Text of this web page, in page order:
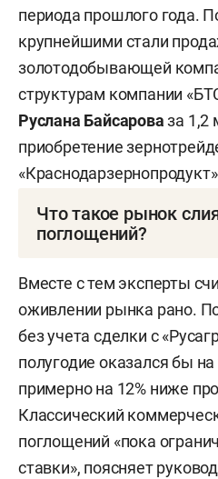
периода прошлого года.
крупнейшими стали
золотодобывающей
структурам компании
Руслана Байсароваза 1,2
приобретение
Что такое рынок
поглощений?
M& A (от англ. mergers
и поглощения) — процесс
компаний для
новые рынки или
российском рынке такие
между крупными и
участии консультантов,
государственных
Вместе с тем эксперты
оживлении рынка рано.
без учета сделки с
полугодие оказался бы
примерно на 12% ниже
Классический
поглощений «пока
ставки», поясняет